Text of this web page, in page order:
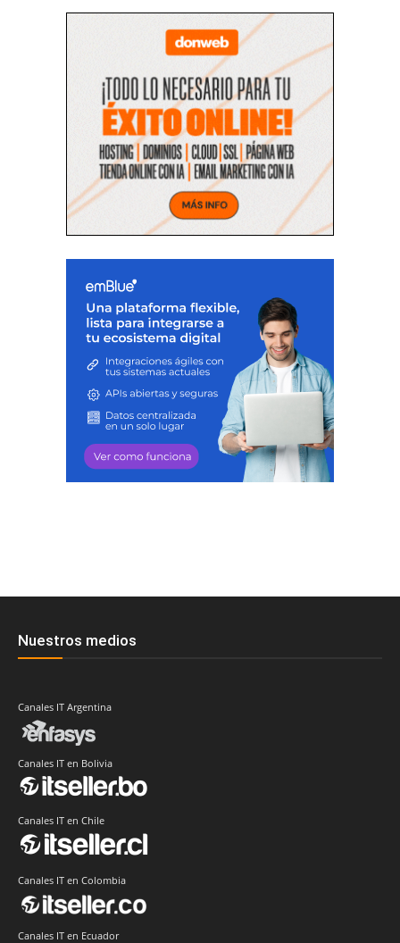
Nuestros medios
Canales IT Argentina
Canales IT en Bolivia
Canales IT en Chile
Canales IT en Colombia
Canales IT en Ecuador